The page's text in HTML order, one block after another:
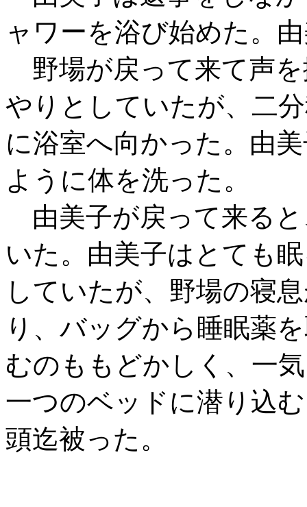
ャワーを浴び始めた。
野場が戻って来て声
やりとしていたが、二
に浴室へ向かった。由
ように体を洗った。
由美子が戻って来る
いた。由美子はとても
していたが、野場の寝
り、バッグから睡眠薬
むのももどかしく、一
一つのベッドに潜り込
頭迄被った。